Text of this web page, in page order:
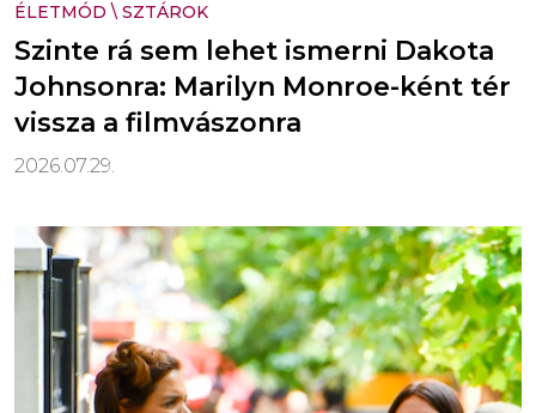
ÉLETMÓD \ SZTÁROK
Szinte rá sem lehet ismerni Dakota
Johnsonra: Marilyn Monroe-ként tér
vissza a filmvászonra
2026.07.29.